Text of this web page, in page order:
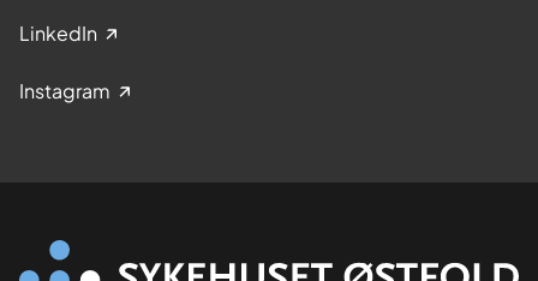
LinkedIn
Instagram